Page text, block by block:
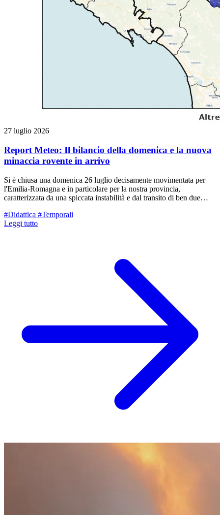
27 luglio 2026
Report Meteo: Il bilancio della domenica e la nuova
minaccia rovente in arrivo
Si è chiusa una domenica 26 luglio decisamente movimentata per
l'Emilia-Romagna e in particolare per la nostra provincia,
caratterizzata da una spiccata instabilità e dal transito di ben due
#Didattica #Temporali
Leggi tutto